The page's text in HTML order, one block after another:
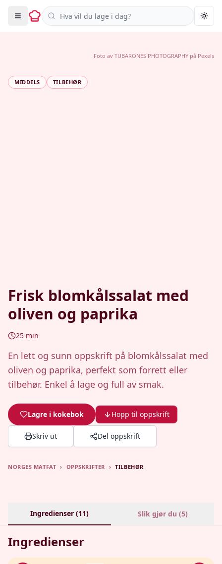
Søk i oppskrifter
MIDDELS TILBEHØR
Frisk blomkålssalat med
oliven og paprika
25 min
En lett og sunn oppskrift på blomkålssalat med
oliven og paprika, perfekt som forrett eller
tilbehør. Enkel å lage og full av smak.
Lagre i kokebok Hopp til oppskrift
Skriv ut Del oppskrift
Foto av TUBARONES PHOTOGRAPHY på Pexels
NORGES MATFAT › OPPSKRIFTER › TILBEHØR
Ingredienser (11) Slik gjør du (5)
Ingredienser